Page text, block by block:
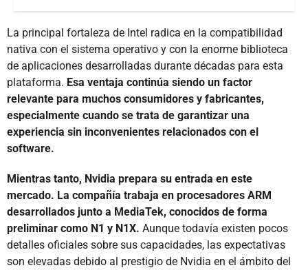
La principal fortaleza de Intel radica en la compatibilidad
nativa con el sistema operativo y con la enorme biblioteca
de aplicaciones desarrolladas durante décadas para esta
plataforma. Esa ventaja continúa siendo un factor
relevante para muchos consumidores y fabricantes,
especialmente cuando se trata de garantizar una
experiencia sin inconvenientes relacionados con el
software.
Mientras tanto, Nvidia prepara su entrada en este
mercado. La compañía trabaja en procesadores ARM
desarrollados junto a MediaTek, conocidos de forma
preliminar como N1 y N1X. Aunque todavía existen pocos
detalles oficiales sobre sus capacidades, las expectativas
son elevadas debido al prestigio de Nvidia en el ámbito del